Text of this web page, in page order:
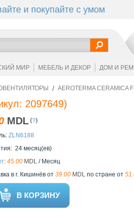
и покупайте с умом
МИР МЕБЕЛЬ И ДЕКОР ДОМ И
AEROTERMA CERAMICA
2097649)
MDL (?)
ZLN6188
24 месяц(ев)
: 45.00 MDL / Месяц
в г. Кишинёв от 39.00 MDL по стране от
В КОРЗИНУ